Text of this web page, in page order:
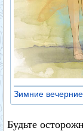
Зимние
Будьте